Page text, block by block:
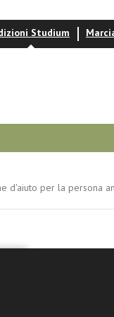
Studium
d'aiuto per la persona